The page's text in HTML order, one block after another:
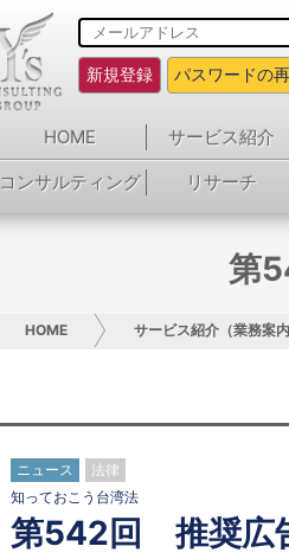
新規登録 パスワードの
HOME サービス紹介
コンサルティング
リサーチ
第
HOME サービス紹介（業務案内
ニュース 法律
知っておこう台湾法
第542回 推奨広